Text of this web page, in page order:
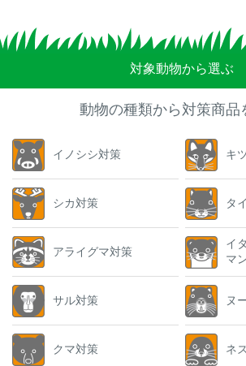
対象動物から選ぶ
動物の種類から対策商品
イノシシ対策
シカ対策
アライグマ対策
サル対策
クマ対策
キ
タ
イ
マ
ヌ
ネ